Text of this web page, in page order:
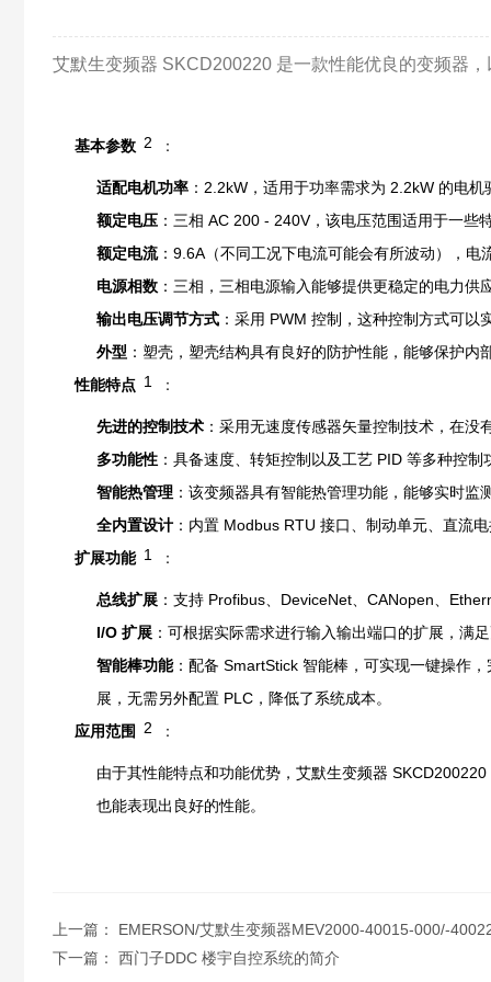
艾默生变频器 SKCD200220 是一款性能优良的变频器
基本参数 2 ：
适配电机功率 ：2.2kW，适用于功率需求为 2.2kW 的电
额定电压 ：三相 AC 200 - 240V，该电压范围适用于一
额定电流：9.6A（不同工况下电流可能会有所波动），
电源相数 ：三相，三相电源输入能够提供更稳定的电力供
输出电压调节方式 ：采用 PWM 控制，这种控制方式可
外型 ：塑壳，塑壳结构具有良好的防护性能，能够保护
性能特点 1 ：
先进的控制技术 ：采用无速度传感器矢量控制技术，在
多功能性 ：具备速度、转矩控制以及工艺 PID 等多种控
智能热管理 ：该变频器具有智能热管理功能，能够实时
全内置设计 ：内置 Modbus RTU 接口、制动单元、直流
扩展功能 1 ：
总线扩展 ：支持 Profibus、DeviceNet、CANopen、
I/O 扩展 ：可根据实际需求进行输入输出端口的扩展，满
智能棒功能：配备 SmartStick 智能棒，可实现一键操作
展，无需另外配置 PLC，降低了系统成本。
应用范围
2 ：
由于其性能特点和功能优势，艾默生变频器
也能表现出良好的性能。
上一篇： EMERSON/艾默生变频器MEV2000-40015-000/-
下一篇： 西门子DDC 楼宇自控系统的简介